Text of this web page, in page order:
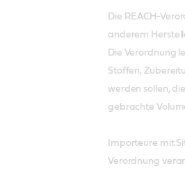
Die REACH-
anderem
Die Verordnung
Stoffen,
werden sollen,
gebrachte
Importeure mit
Verordnung